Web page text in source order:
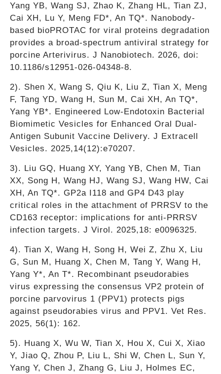
Yang YB, Wang SJ, Zhao K, Zhang HL, Tian ZJ,
Cai XH, Lu Y, Meng FD*, An TQ*. Nanobody-
based bioPROTAC for viral proteins degradation
provides a broad-spectrum antiviral strategy for
porcine Arterivirus. J Nanobiotech. 2026, doi:
10.1186/s12951-026-04348-8.
2). Shen X, Wang S, Qiu K, Liu Z, Tian X, Meng
F, Tang YD, Wang H, Sun M, Cai XH, An TQ*,
Yang YB*. Engineered Low-Endotoxin Bacterial
Biomimetic Vesicles for Enhanced Oral Dual-
Antigen Subunit Vaccine Delivery. J Extracell
Vesicles. 2025,14(12):e70207.
3). Liu GQ, Huang XY, Yang YB, Chen M, Tian
XX, Song H, Wang HJ, Wang SJ, Wang HW, Cai
XH, An TQ*. GP2a I118 and GP4 D43 play
critical roles in the attachment of PRRSV to the
CD163 receptor: implications for anti-PRRSV
infection targets. J Virol. 2025,18: e0096325.
4). Tian X, Wang H, Song H, Wei Z, Zhu X, Liu
G, Sun M, Huang X, Chen M, Tang Y, Wang H,
Yang Y*, An T*. Recombinant pseudorabies
virus expressing the consensus VP2 protein of
porcine parvovirus 1 (PPV1) protects pigs
against pseudorabies virus and PPV1. Vet Res.
2025, 56(1): 162.
5). Huang X, Wu W, Tian X, Hou X, Cui X, Xiao
Y, Jiao Q, Zhou P, Liu L, Shi W, Chen L, Sun Y,
Yang Y, Chen J, Zhang G, Liu J, Holmes EC,